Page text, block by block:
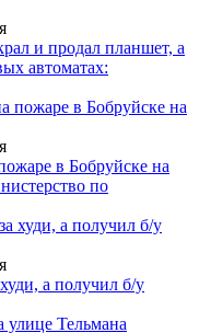
и продал планшет, а
автоматах:
в Бобруйске на
по
а получил б/у